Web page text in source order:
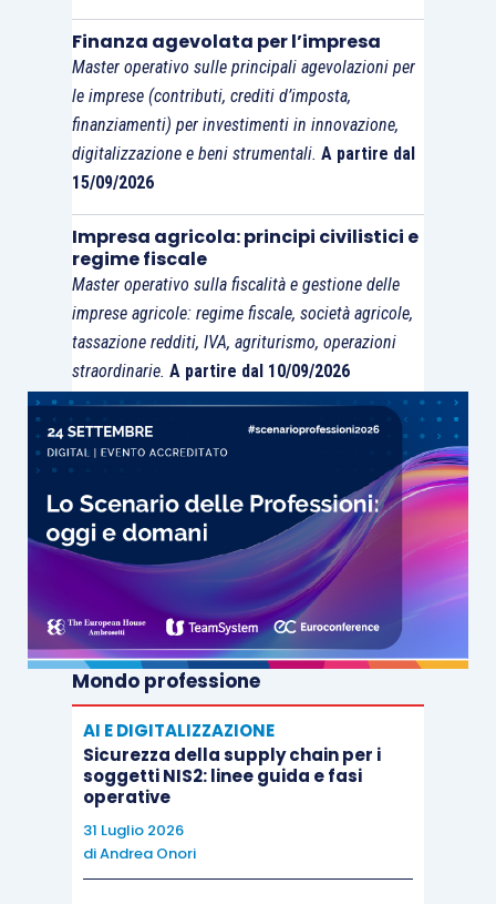
L’estensione, inoltre, si verifica anche nel caso in
cui l’opzione per il Gruppo Iva venga esercitata da
unsoggetto che abbia già aderito al regime
Nelle more del perfezionamento del
procedimento di adesione al regime da parte di
tutti i partecipanti al Gruppo Iva, è
espressamente previsto che
dichiarata l’esclusione– per la perdita dei
requisiti o per l’inosservanza degli impegni – dal
regime dellacooperative complianceper cause
connesse all’estensioneprevista dalla novella
normativa.
Al fine di approfondire i diversi aspetti della
materia, è stata pubblicata inEvolution, nella
sezione “ Iva”, una appositaScheda di studio
Finanza agevolata per l’impresa
Master operativo sulle principali agevolazioni per
le imprese (contributi, crediti d’imposta,
finanziamenti) per investimenti in innovazione,
digitalizzazione e beni strumentali. A partire dal
15/09/2026
Impresa agricola: principi civilistici e
regime fiscale
Master operativo sulla fiscalità e gestione delle
imprese agricole: regime fiscale, società agricole,
tassazione redditi, IVA, agriturismo, operazioni
straordinarie. A partire dal 10/09/2026
Mondo professione
AI E DIGITALIZZAZIONE
Sicurezza della supply chain per i
soggetti NIS2: linee guida e fasi
operative
31 Luglio 2026
diAndrea Onori